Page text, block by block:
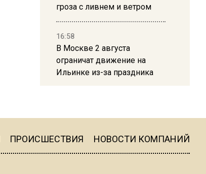
гроза с ливнем и ветром
16:58
В Москве 2 августа
ограничат движение на
Ильинке из-за праздника
Telegram после обвинений
ПРОИСШЕСТВИЯ НОВОСТИ КОМПАНИЙ